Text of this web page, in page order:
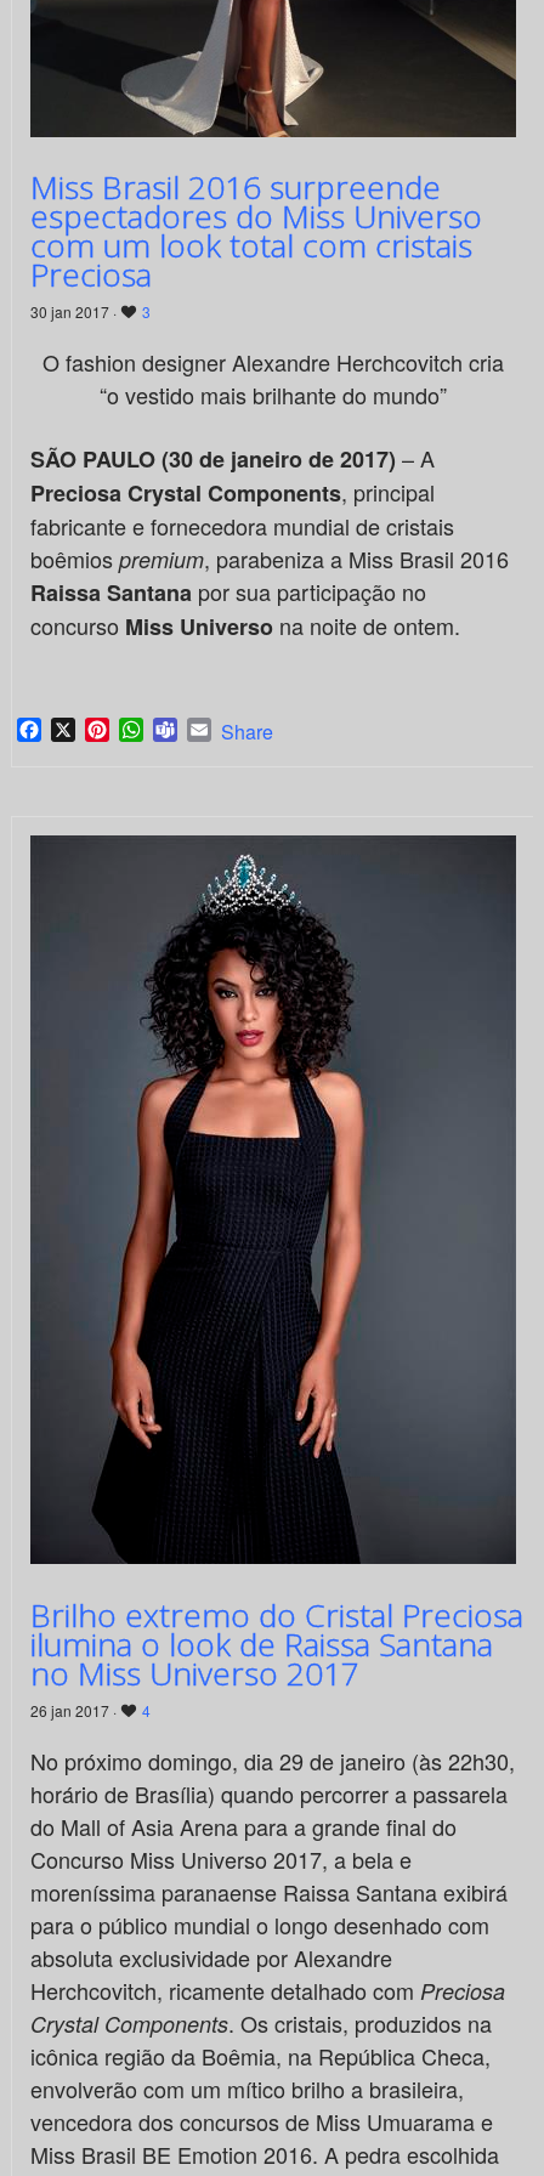
Miss Brasil 2016 surpreende
espectadores do Miss Universo
com um look total com cristais
Preciosa
30 jan 2017 · 3
O fashion designer Alexandre Herchcovitch cria
“o vestido mais brilhante do mundo”
SÃO PAULO (30 de janeiro de 2017) – A
Preciosa Crystal Components, principal
fabricante e fornecedora mundial de cristais
boêmios premium, parabeniza a Miss Brasil 2016
Raissa Santanapor sua participação no
concurso Miss Universona noite de ontem.
Facebook
X PinterestWhatsApp
TeamsEmail
Share
Brilho extremo do Cristal Preciosa
ilumina o look de Raissa Santana
no Miss Universo 2017
26 jan 2017 · 4
No próximo domingo, dia 29 de janeiro (às 22h30,
horário de Brasília) quando percorrer a passarela
do Mall of Asia Arena para a grande final do
Concurso Miss Universo 2017, a bela e
moreníssima paranaense Raissa Santana exibirá
para o público mundial o longo desenhado com
absoluta exclusividade por Alexandre
Herchcovitch, ricamente detalhado com Preciosa
Crystal Components. Os cristais, produzidos na
icônica região da Boêmia, na República Checa,
envolverão com um mítico brilho a brasileira,
vencedora dos concursos de Miss Umuarama e
Miss Brasil BE Emotion 2016. A pedra escolhida